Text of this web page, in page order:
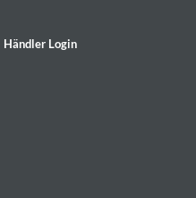
Händler Login